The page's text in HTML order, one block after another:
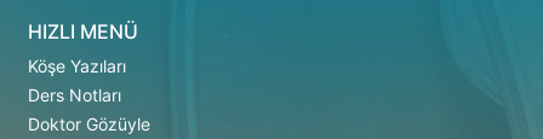
HIZLI MENÜ
Köşe Yazıları
Ders Notları
Doktor Gözüyle